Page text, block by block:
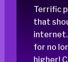
Terrific
that
internet.
for no
higher!